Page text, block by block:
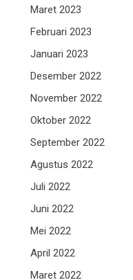
Maret 2023
Februari 2023
Januari 2023
Desember 2022
November 2022
Oktober 2022
September 2022
Agustus 2022
Juli 2022
Juni 2022
Mei 2022
April 2022
Maret 2022